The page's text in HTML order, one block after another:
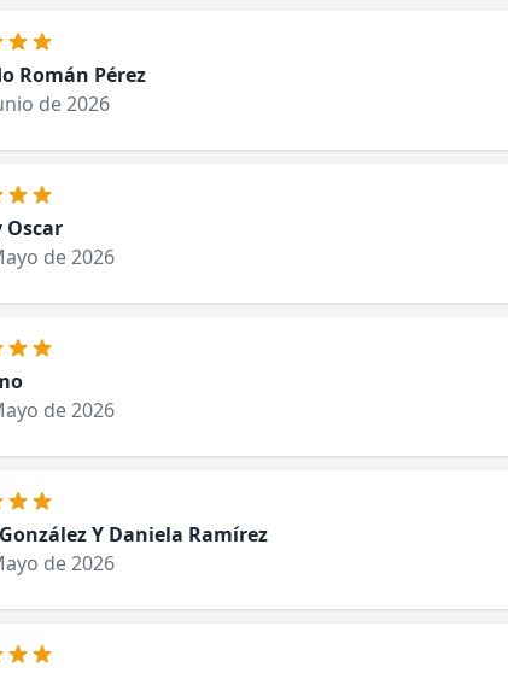
Román Pérez
de 2026
Oscar
de 2026
de 2026
Y Daniela Ramírez
de 2026